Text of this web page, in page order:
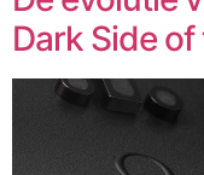
Dark Side